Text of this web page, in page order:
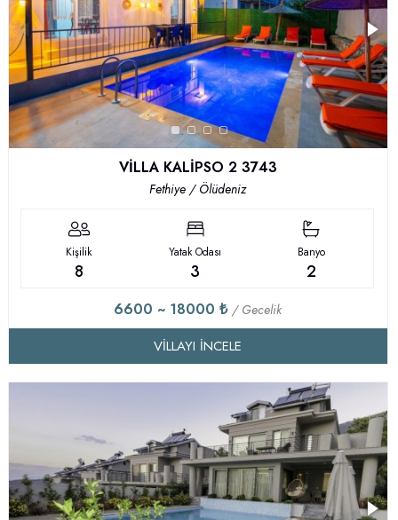
VİLLA KALİPSO 2 3743
Fethiye / Ölüdeniz
Kişilik
8
Yatak Odası
3
Banyo
2
6600 ~ 18000 ₺ / Gecelik
VILLAYI İNCELE